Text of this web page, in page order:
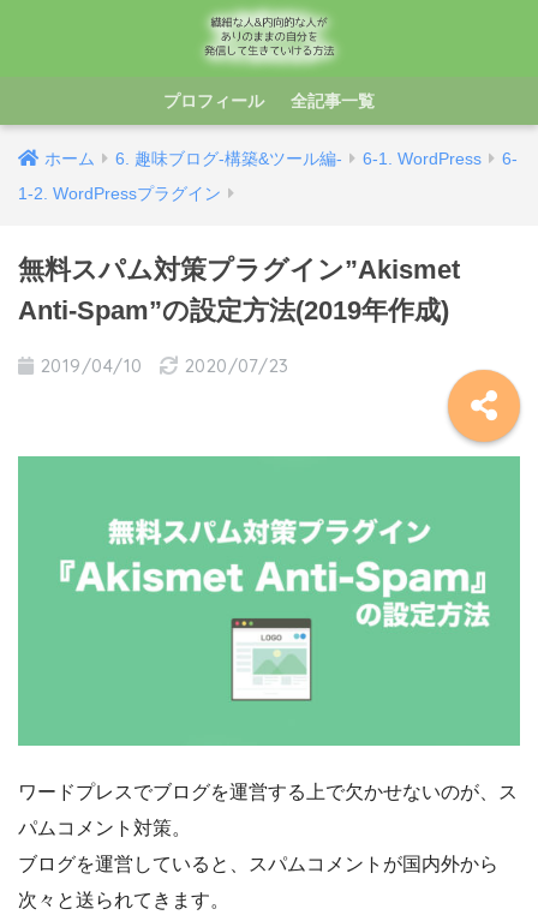
プロフィール 全記事一覧
ホーム 6. 趣味ブログ-構築&ツール編- 6-1. WordPress
6-
1-2. WordPressプラグイン
無料スパム対策プラグイン”Akismet
Anti-Spam”の設定方法(2019年作成)
2019/04/10 2020/07/23
ワードプレスでブログを運営する上で欠かせないのが、ス
パムコメント対策。
ブログを運営していると、スパムコメントが国内外から
次々と送られてきます。